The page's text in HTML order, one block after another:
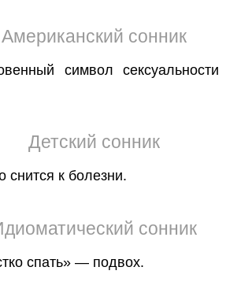
Американский сонник
символ
Детский сонник
к болезни.
сонник
спать» — подвох.